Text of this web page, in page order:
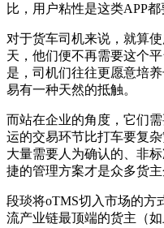
比，用户粘性是这类APP都
对于货车司机来说，就算
天，他们便不再需要这个
是，司机们往往更愿意培
易有一种天然的抵触。
而站在企业的角度，它们
运的交易环节比打车要复
大量需要人为确认的、非
捷的管理方案才是众多货
段琰将oTMS切入市场的
流产业链最顶端的货主（